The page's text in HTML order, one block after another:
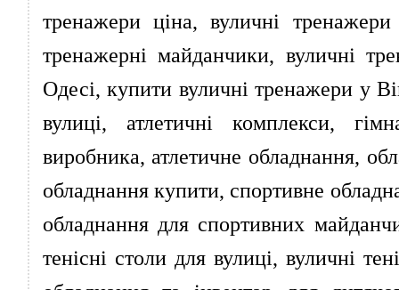
тренажери ціна, вуличні
тренажерні майданчики, вуличні
Одесі, купити вуличні тренажери у
вулиці, атлетичні комплекси,
виробника, атлетичне обладнання,
обладнання купити, спортивне
обладнання для спортивних
тенісні столи для вулиці, вуличні